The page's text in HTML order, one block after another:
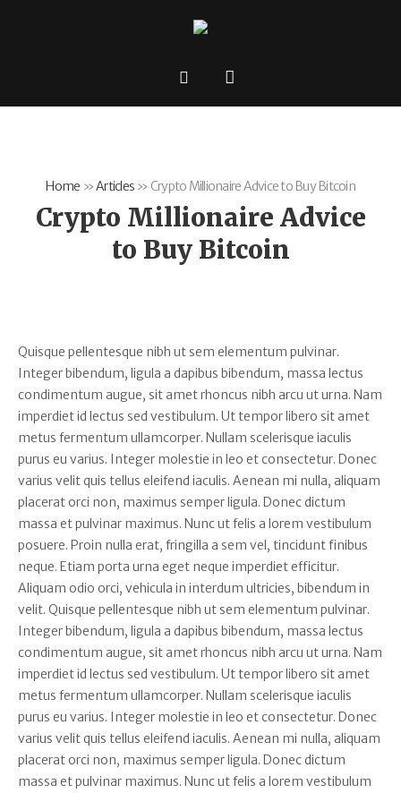
Home »Articles » Crypto Millionaire Advice to Buy Bitcoin
Crypto Millionaire Advice
to Buy Bitcoin
Quisque pellentesque nibh ut sem elementum pulvinar.
Integer bibendum, ligula a dapibus bibendum, massa lectus
condimentum augue, sit amet rhoncus nibh arcu ut urna. Nam
imperdiet id lectus sed vestibulum. Ut tempor libero sit amet
metus fermentum ullamcorper. Nullam scelerisque iaculis
purus eu varius. Integer molestie in leo et consectetur. Donec
varius velit quis tellus eleifend iaculis. Aenean mi nulla, aliquam
placerat orci non, maximus semper ligula. Donec dictum
massa et pulvinar maximus. Nunc ut felis a lorem vestibulum
posuere. Proin nulla erat, fringilla a sem vel, tincidunt finibus
neque. Etiam porta urna eget neque imperdiet efficitur.
Aliquam odio orci, vehicula in interdum ultricies, bibendum in
velit. Quisque pellentesque nibh ut sem elementum pulvinar.
Integer bibendum, ligula a dapibus bibendum, massa lectus
condimentum augue, sit amet rhoncus nibh arcu ut urna. Nam
imperdiet id lectus sed vestibulum. Ut tempor libero sit amet
metus fermentum ullamcorper. Nullam scelerisque iaculis
purus eu varius. Integer molestie in leo et consectetur. Donec
varius velit quis tellus eleifend iaculis. Aenean mi nulla, aliquam
placerat orci non, maximus semper ligula. Donec dictum
massa et pulvinar maximus. Nunc ut felis a lorem vestibulum